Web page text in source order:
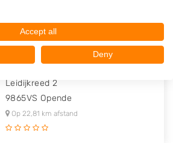
Autohandel - Autodemontage en R..
Leidijkreed 2
9865VS Opende
Op 22,81 km afstand
Accept all
Deny